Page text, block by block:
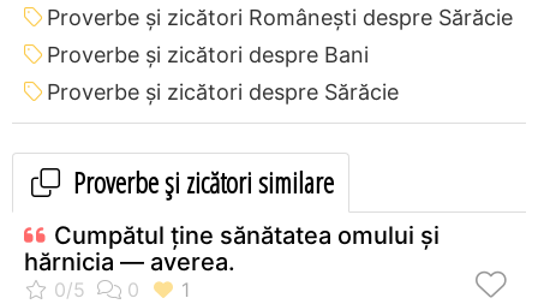
Proverbe și zicători Româneşti despre Sărăcie
Proverbe și zicători despre Bani
Proverbe și zicători despre Sărăcie
Proverbe și zicători similare
Cumpătul ţine sănătatea omului şi
hărnicia — averea.